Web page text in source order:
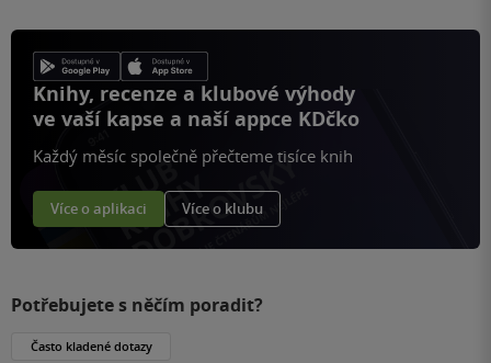
Knihy, recenze a klubové výhody
ve vaší kapse a naší appce KDčko
Každý měsíc společně přečteme tisíce knih
Více o aplikaci Více o klubu
Potřebujete s něčím poradit?
Často kladené dotazy